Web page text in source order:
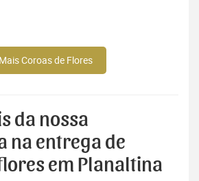
Mais Coroas de Flores
da nossa
na entrega de
em Planaltina